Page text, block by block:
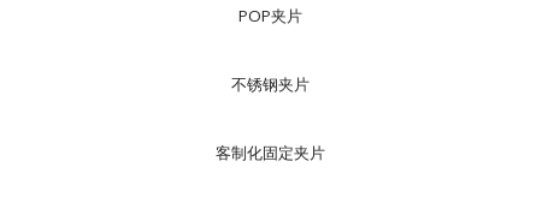
POP夹片
不锈钢夹片
客制化固定夹片